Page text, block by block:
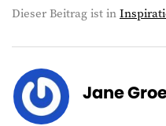
Dieser Beitrag ist in
Jane